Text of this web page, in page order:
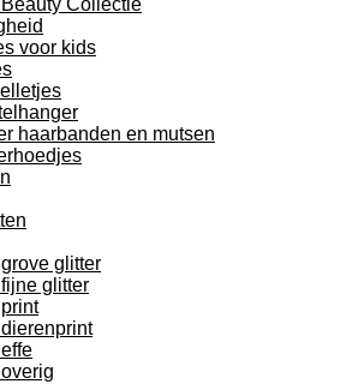
Collectie
voor kids
haarbanden en mutsen
glitter
fijne glitter
dierenprint